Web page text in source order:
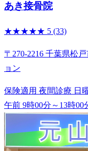
あき接骨院
★★★★★ 5 (33)
〒270-2216 千葉県松
ョン
保険適用 夜間診療 日
午前 9時00分～13時00